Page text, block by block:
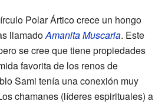
Polar Ártico crece un hongo
llamadoAmanita Muscaria. Este
se cree que tiene propiedades
favorita de los renos de
Sami tenía una conexión muy
chamanes (líderes espirituales) a